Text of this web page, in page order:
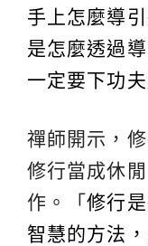
手上怎麼導
是怎麼透過
一定要下功夫
禪師開示，
修行當成休
作。「修行
智慧的方法